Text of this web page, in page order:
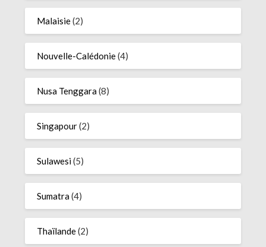
Malaisie(2)
Nouvelle-Calédonie(4)
Nusa Tenggara(8)
Singapour(2)
Sulawesi(5)
Sumatra(4)
Thaïlande(2)